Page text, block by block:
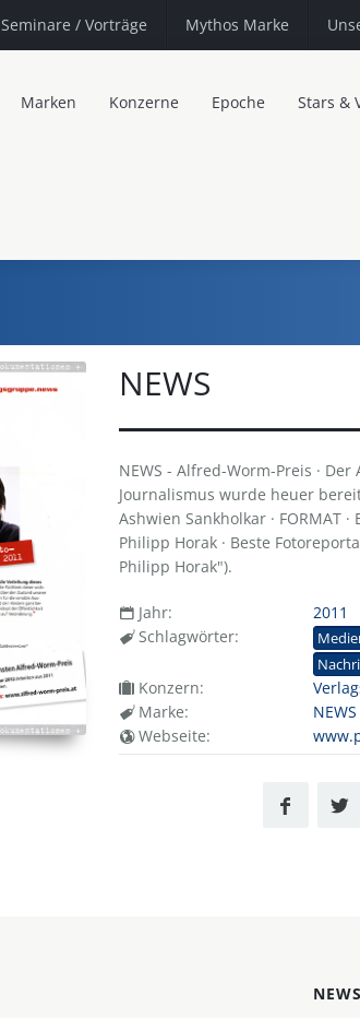
Seminare / Vorträge Mythos Marke
Marken Konzerne Epoche Stars &
NEWS
NEWS - Alfred-Worm-Preis ·
Journalismus wurde heuer
Ashwien Sankholkar · FORMAT
Philipp Horak · Beste
Philipp Horak").
Jahr:
2011
Schlagwörter:
Konzern:
Marke:
NEWS
Webseite: